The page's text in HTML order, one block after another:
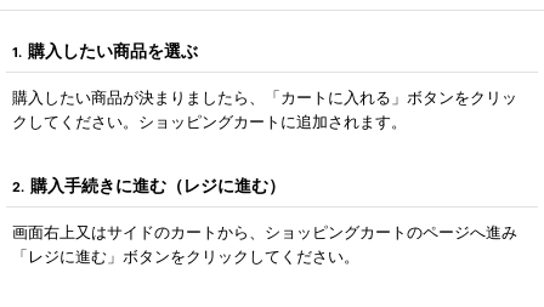
1. 購入したい商品を選ぶ
購入したい商品が決まりましたら、「カートに入れる」ボタンをクリッ
クしてください。ショッピングカートに追加されます。
2. 購入手続きに進む（レジに進む）
画面右上又はサイドのカートから、ショッピングカートのページへ進み
「レジに進む」ボタンをクリックしてください。